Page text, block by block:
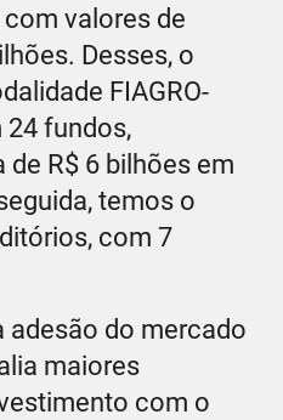
com valores de
Desses, o
FIAGRO-
24 fundos,
R$ 6 bilhões em
temos o
com 7
adesão do mercado
maiores
com o